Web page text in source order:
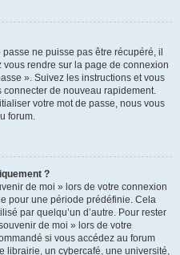
ne puisse pas être récupéré, il
rendre sur la page de connexion
». Suivez les instructions et vous
de nouveau rapidement.
votre mot de passe, nous vous
forum.
?
de moi » lors de votre connexion
pour une période prédéfinie. Cela
par quelqu’un d’autre. Pour rester
de moi » lors de votre
si vous accédez au forum
librairie, un cybercafé, une université,